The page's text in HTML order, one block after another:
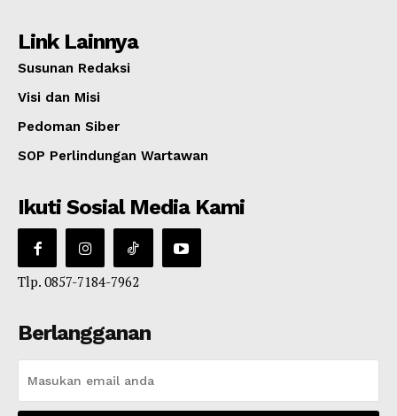
Link Lainnya
Susunan Redaksi
Visi dan Misi
Pedoman Siber
SOP Perlindungan Wartawan
Ikuti Sosial Media Kami
Tlp. 0857-7184-7962
Berlangganan